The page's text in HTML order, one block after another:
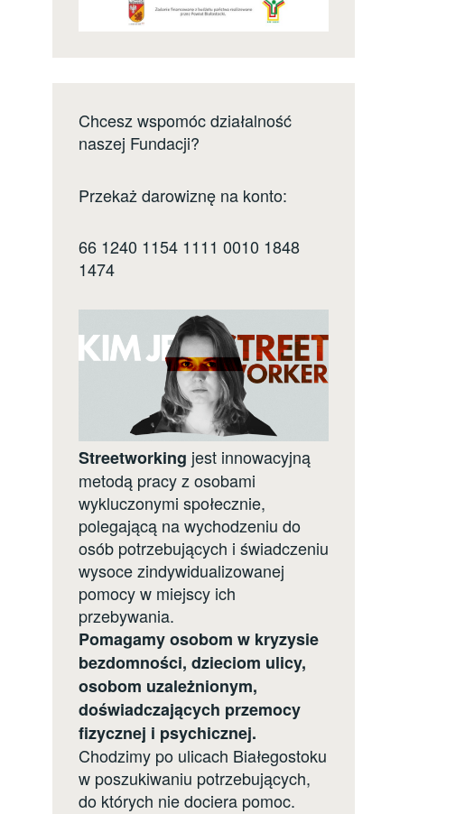
Chcesz wspomóc działalność
naszej Fundacji?
Przekaż darowiznę na konto:
66 1240 1154 1111 0010 1848
1474
Streetworking jest innowacyjną
metodą pracy z osobami
wykluczonymi społecznie,
polegającą na wychodzeniu do
osób potrzebujących i świadczeniu
wysoce zindywidualizowanej
pomocy w miejscy ich
przebywania.
Pomagamy osobom w kryzysie
bezdomności, dzieciom ulicy,
osobom uzależnionym,
doświadczających przemocy
fizycznej i psychicznej.
Chodzimy po ulicach Białegostoku
w poszukiwaniu potrzebujących,
do których nie dociera pomoc.